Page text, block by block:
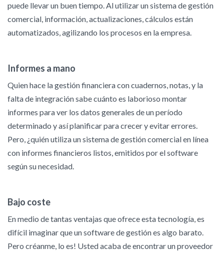
puede llevar un buen tiempo. Al utilizar un sistema de gestión
comercial, información, actualizaciones, cálculos están
automatizados, agilizando los procesos en la empresa.
Informes a mano
Quien hace la gestión financiera con cuadernos, notas, y la
falta de integración sabe cuánto es laborioso montar
informes para ver los datos generales de un período
determinado y así planificar para crecer y evitar errores.
Pero, ¿quién utiliza un sistema de gestión comercial en línea
con informes financieros listos, emitidos por el software
según su necesidad.
Bajo coste
En medio de tantas ventajas que ofrece esta tecnología, es
difícil imaginar que un software de gestión es algo barato.
Pero créanme, lo es! Usted acaba de encontrar un proveedor